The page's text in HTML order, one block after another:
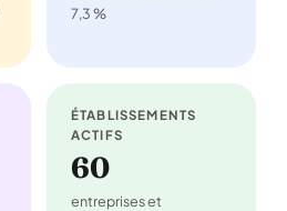
7,3 %
ÉTABLISSEMENTS
ACTIFS
60
entreprises et